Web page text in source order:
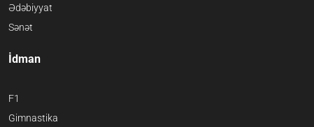
Ədəbiyyat
Sənət
İdman
F1
Gimnastika